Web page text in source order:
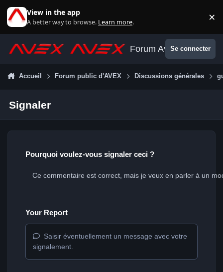
View in the app
A better way to browse. Learn more. ×
Forum AvexSe connecter
Accueil Forum public d'AVEX Discussions générales
Signaler
Pourquoi voulez-vous signaler ceci ?
Your Report
Saisir éventuellement un message avec votre
signalement.